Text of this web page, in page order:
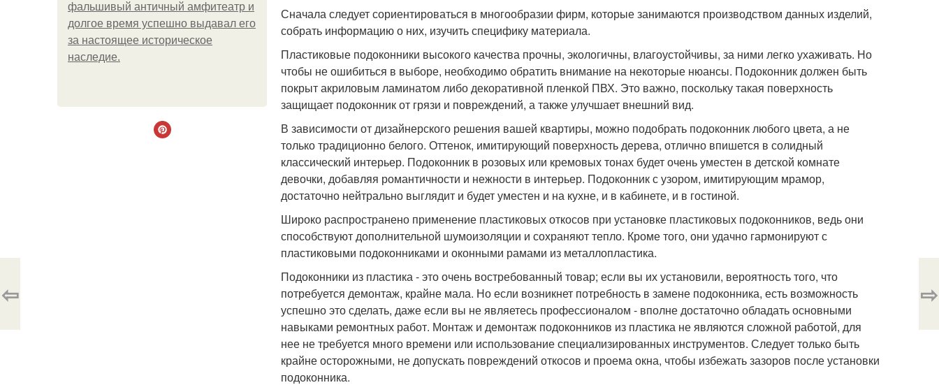
фальшивый античный амфитеатр и
долгое время успешно выдавал его
за настоящее историческое
наследие.
Сначала следует сориентироваться в многообразии фирм, которые занимаются производством данных изделий,
собрать информацию о них, изучить специфику материала.
Пластиковые подоконники высокого качества прочны, экологичны, влагоустойчивы, за ними легко ухаживать. Но
чтобы не ошибиться в выборе, необходимо обратить внимание на некоторые нюансы. Подоконник должен быть
покрыт акриловым ламинатом либо декоративной пленкой ПВХ. Это важно, поскольку такая поверхность
защищает подоконник от грязи и повреждений, а также улучшает внешний вид.
В зависимости от дизайнерского решения вашей квартиры, можно подобрать подоконник любого цвета, а не
только традиционно белого. Оттенок, имитирующий поверхность дерева, отлично впишется в солидный
классический интерьер. Подоконник в розовых или кремовых тонах будет очень уместен в детской комнате
девочки, добавляя романтичности и нежности в интерьер. Подоконник с узором, имитирующим мрамор,
достаточно нейтрально выглядит и будет уместен и на кухне, и в кабинете, и в гостиной.
Широко распространено применение пластиковых откосов при установке пластиковых подоконников, ведь они
способствуют дополнительной шумоизоляции и сохраняют тепло. Кроме того, они удачно гармонируют с
пластиковыми подоконниками и оконными рамами из металлопластика.
Подоконники из пластика - это очень востребованный товар; если вы их установили, вероятность того, что
потребуется демонтаж, крайне мала. Но если возникнет потребность в замене подоконника, есть возможность
успешно это сделать, даже если вы не являетесь профессионалом - вполне достаточно обладать основными
навыками ремонтных работ. Монтаж и демонтаж подоконников из пластика не являются сложной работой, для
нее не требуется много времени или использование специализированных инструментов. Следует только быть
крайне осторожными, не допускать повреждений откосов и проема окна, чтобы избежать зазоров после установки
подоконника.
⇦ ⇨